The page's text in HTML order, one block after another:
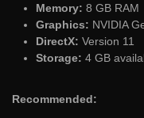
Memory: 8 GB RAM
Graphics: NVIDIA
DirectX: Version 11
Storage: 4 GB
Recommended: